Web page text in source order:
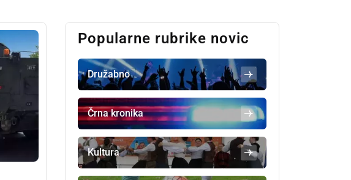
Popularne rubrike novic
Družabno
Črna kronika
Kultura